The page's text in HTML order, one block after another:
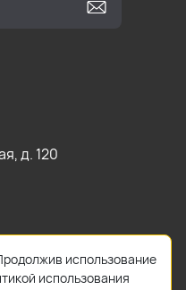
д. 120
использование
использования